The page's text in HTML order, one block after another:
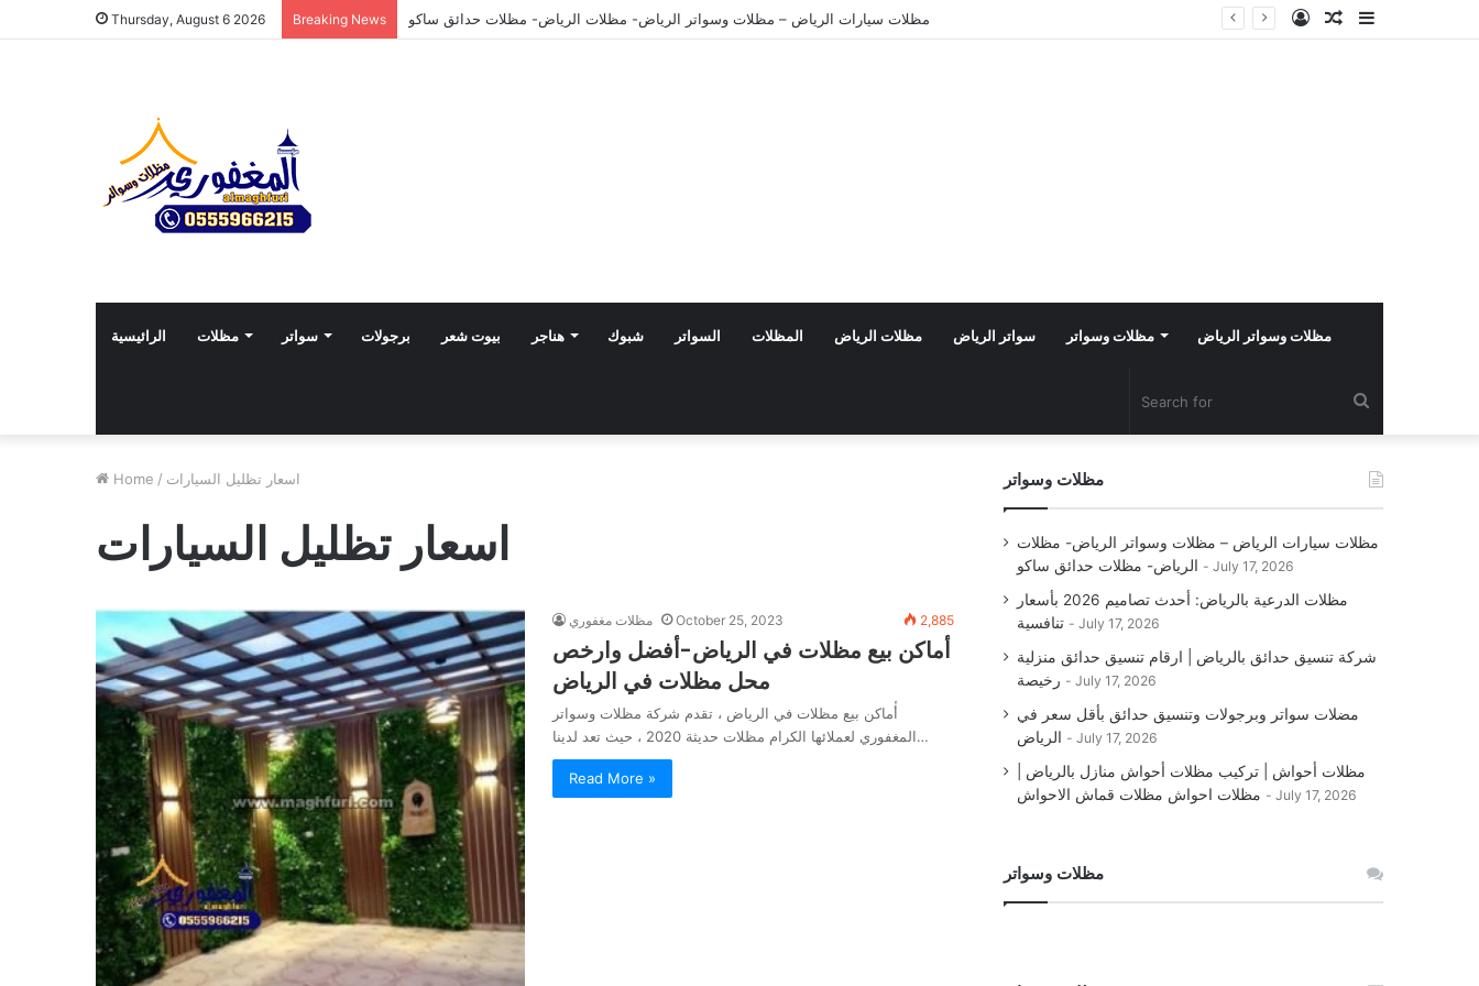
Thursday, August 6 2026 Breaking News مظلات الدرعية بالرياض: أحدث تصاميم 2026 بأسعار تنافسية Sidebar
Random
Log
الرائيسية مظلات سواتر برجولات بيوت شعر هناجر شبوك السواتر المظلات مظلات الرياض سواتر الرياض مظلات وسواتر مظلات وسواتر الرياض
for
Home / اسعار تظليل السيارات
اسعار تظليل السيارات
مظلات مغفوري October 25, 2023 2,885
أماكن بيع مظلات في الرياض-أفضل وارخص
محل مظلات في الرياض
أٔماكن بيع مظلات في الرياض ، تقدم شركة مظلات وسواتر
المغفوري لعملائها الكرام مظلات حديثة 2020 ، حيث تعد لدينا…
Read More »
مظلات وسواتر
مظلات سيارات الرياض – مظلات وسواتر الرياض- مظلات
الرياض- مظلات حدائق ساكو
July 17, 2026
مظلات الدرعية بالرياض: أحدث تصاميم 2026 بأسعار
تنافسية
July 17, 2026
شركة تنسيق حدائق بالرياض | ارقام تنسيق حدائق منزلية
رخيصة
July 17, 2026
مضلات سواتر وبرجولات وتنسيق حدائق بأقل سعر في
الرياض
July 17, 2026
مظلات أحواش | تركيب مظلات أحواش منازل بالرياض |
مظلات احواش مظلات قماش الاحواش
July 17, 2026
مظلات وسواتر